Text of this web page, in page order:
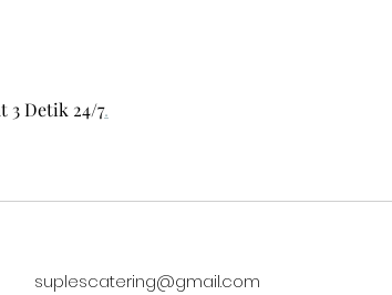
3 Detik 24/7.
suplescatering@gmail.com